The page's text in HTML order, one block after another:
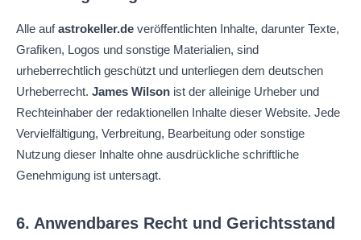
Alle aufastrokeller.de veröffentlichten Inhalte, darunter Texte,
Grafiken, Logos und sonstige Materialien, sind
urheberrechtlich geschützt und unterliegen dem deutschen
Urheberrecht. James Wilson ist der alleinige Urheber und
Rechteinhaber der redaktionellen Inhalte dieser Website. Jede
Vervielfältigung, Verbreitung, Bearbeitung oder sonstige
Nutzung dieser Inhalte ohne ausdrückliche schriftliche
Genehmigung ist untersagt.
6. Anwendbares Recht und Gerichtsstand